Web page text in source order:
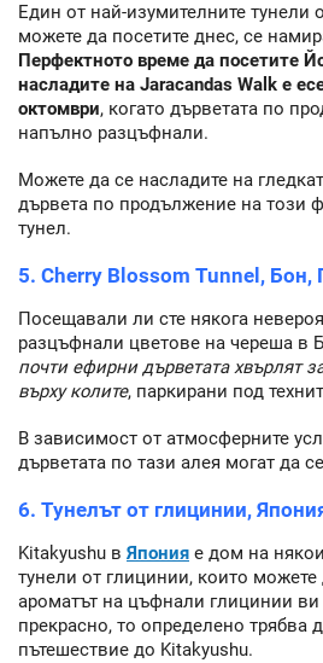
Един от най-изумителните тунели
можете да посетите днес, се
Перфектното време да посетите
насладите на Jaracandas Walk е
октомври, когато дърветата по
напълно разцъфнали.
Можете да се насладите на
дървета по продължение на този
тунел.
5. Cherry Blossom Tunnel, Бон,
Посещавали ли сте някога
разцъфнали цветове на череша в
почти ефирни дърветата хвърлят
върху колите, паркирани под
В зависимост от атмосферните
дърветата по тази алея могат да
6. Тунелът от глицинии,
Kitakyushu в Япония е дом на
тунели от глицинии, които можете
ароматът на цъфнали глицинии ви
прекрасно, то определено трябва
пътешествие до Kitakyushu.